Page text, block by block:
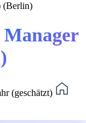
(Berlin)
Manager
(geschätzt)